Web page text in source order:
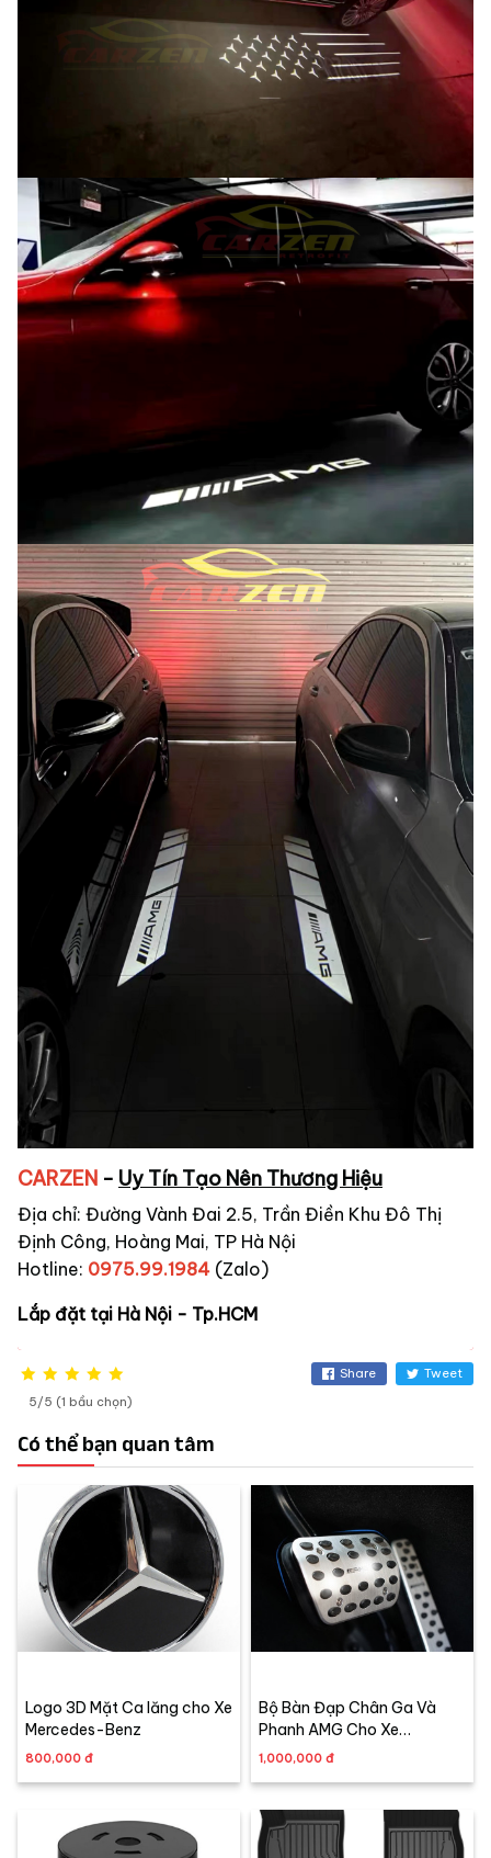
CARZEN - Uy Tín Tạo Nên Thương Hiệu
Địa chỉ: Đường Vành Đai 2.5, Trần Điền Khu Đô Thị
Định Công, Hoàng Mai, TP Hà Nội
Hotline: 0975.99.1984 (Zalo)
Lắp đặt tại Hà Nội - Tp.HCM
5/5 (1 bầu chọn)
Share Tweet
Có thể bạn quan tâm
Logo 3D Mặt Ca lăng cho Xe
Mercedes-Benz
800,000 đ
Bộ Bàn Đạp Chân Ga Và
Phanh AMG Cho Xe
Mercedes-Benz
1,000,000 đ